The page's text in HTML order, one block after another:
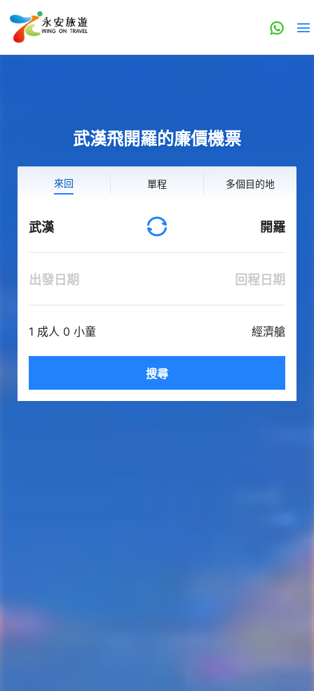
武漢飛開羅的廉價機票
來回 單程 多個目的地
武漢 開羅
出發日期 回程日期
1 成人 0 小童 經濟艙
搜尋